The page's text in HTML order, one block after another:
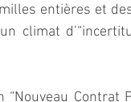
entières et
climat
Contrat